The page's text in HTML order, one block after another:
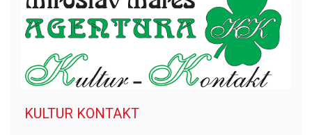
KULTUR KONTAKT